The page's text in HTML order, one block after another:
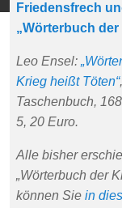
Friedensfrech
„Wörterbuch
Leo Ensel:
Krieg heißt Töten“
Taschenbuch,
5, 20 Euro.
Alle bisher
„Wörterbuch der
können Sie in